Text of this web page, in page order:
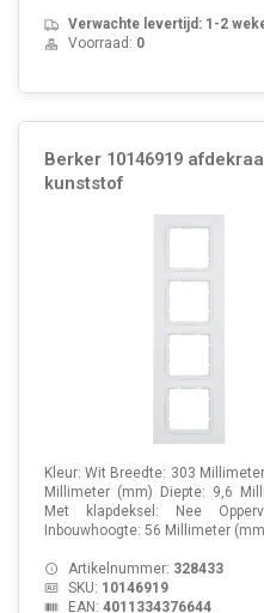
Verwachte levertijd: 1-2
Voorraad: 0
Berker 10146919
kunststof
Kleur: Wit Breedte: 303
Millimeter (mm) Diepte: 9,6
Met klapdeksel: Nee
Inbouwhoogte: 56 Millimeter
Artikelnummer: 328433
SKU: 10146919
EAN: 4011334376644